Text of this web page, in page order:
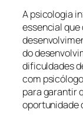
A psicologia
essencial que
do
dificuldades
com
para garantir
oportunidade